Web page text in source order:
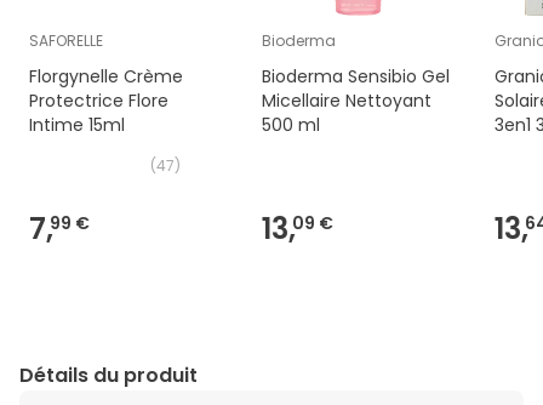
SAFORELLE
Florgynelle Crème
Protectrice Flore
Intime 15ml
(47)
7,99 €
Bioderma
Bioderma Sensibio Gel
Micellaire Nettoyant
500 ml
13,09 €
3en1
13,
Détails du produit